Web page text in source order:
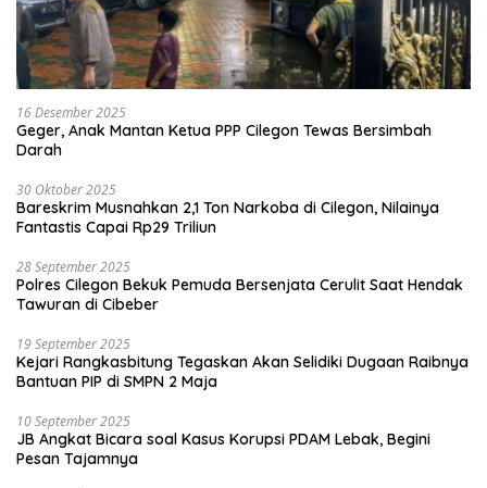
16 Desember 2025
Geger, Anak Mantan Ketua PPP Cilegon Tewas Bersimbah
Darah
30 Oktober 2025
Bareskrim Musnahkan 2,1 Ton Narkoba di Cilegon, Nilainya
Fantastis Capai Rp29 Triliun
28 September 2025
Polres Cilegon Bekuk Pemuda Bersenjata Cerulit Saat Hendak
Tawuran di Cibeber
19 September 2025
Kejari Rangkasbitung Tegaskan Akan Selidiki Dugaan Raibnya
Bantuan PIP di SMPN 2 Maja
10 September 2025
JB Angkat Bicara soal Kasus Korupsi PDAM Lebak, Begini
Pesan Tajamnya